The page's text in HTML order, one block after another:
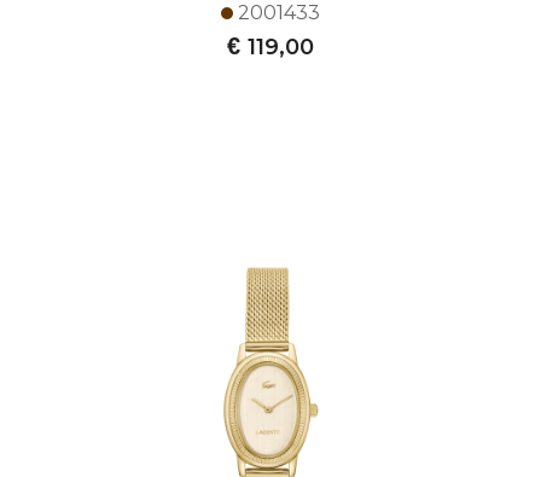
2001433
€ 119,00